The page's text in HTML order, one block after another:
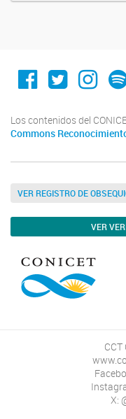
Conicet Cordoba
Los contenidos del
Commons
VER REGISTRO DE
VER
CCT
X: